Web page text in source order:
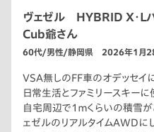
ヴェゼル HYBRID Ｘ･Ｌ
Cub爺さん
60代/男性/静岡県 2026年1月
VSA無しのFF車のオデッセイ
日常生活とファミリースキー
自宅周辺で1ｍくらいの積雪
ェゼルのリアルタイムAWDに